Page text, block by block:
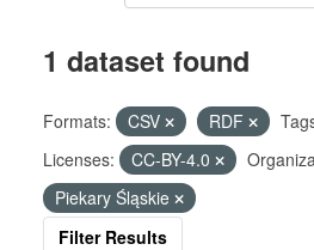
1 dataset found
Formats: CSV RDF
Licenses:
CC-BY-4.0
Piekary Śląskie
Filter Results